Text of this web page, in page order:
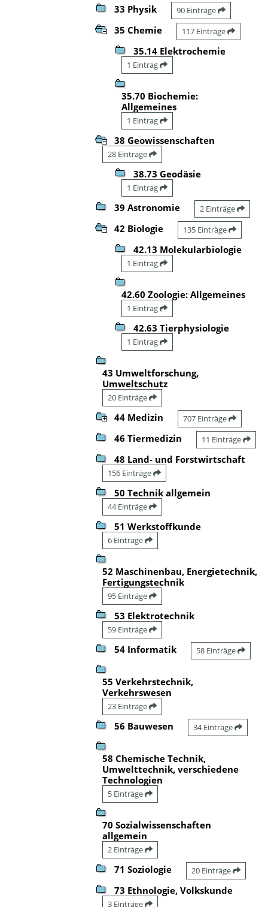
33 Physik 90 Einträge
35 Chemie 117 Einträge
35.14 Elektrochemie
1 Eintrag
35.70 Biochemie:
Allgemeines
1 Eintrag
38 Geowissenschaften
28 Einträge
38.73 Geodäsie
1 Eintrag
39 Astronomie 2 Einträge
42 Biologie 135 Einträge
42.13 Molekularbiologie
1 Eintrag
42.60 Zoologie: Allgemeines
1 Eintrag
42.63 Tierphysiologie
1 Eintrag
43 Umweltforschung,
Umweltschutz
20 Einträge
44 Medizin 707 Einträge
46 Tiermedizin 11 Einträge
48 Land- und Forstwirtschaft
156 Einträge
50 Technik allgemein
44 Einträge
51 Werkstoffkunde
6 Einträge
52 Maschinenbau, Energietechnik,
Fertigungstechnik
95 Einträge
53 Elektrotechnik
59 Einträge
54 Informatik 58 Einträge
55 Verkehrstechnik,
Verkehrswesen
23 Einträge
56 Bauwesen 34 Einträge
58 Chemische Technik,
Umwelttechnik, verschiedene
Technologien
5 Einträge
70 Sozialwissenschaften
allgemein
2 Einträge
71 Soziologie 20 Einträge
73 Ethnologie, Volkskunde
3 Einträge